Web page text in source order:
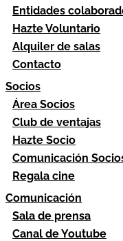
Entidades
Hazte Voluntario
Alquiler de salas
Contacto
Socios
Área Socios
Club de ventajas
Hazte Socio
Comunicación
Regala cine
Comunicación
Sala de prensa
Canal de Youtube